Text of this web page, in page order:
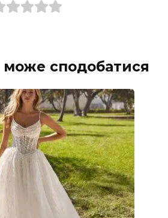
сподобатися